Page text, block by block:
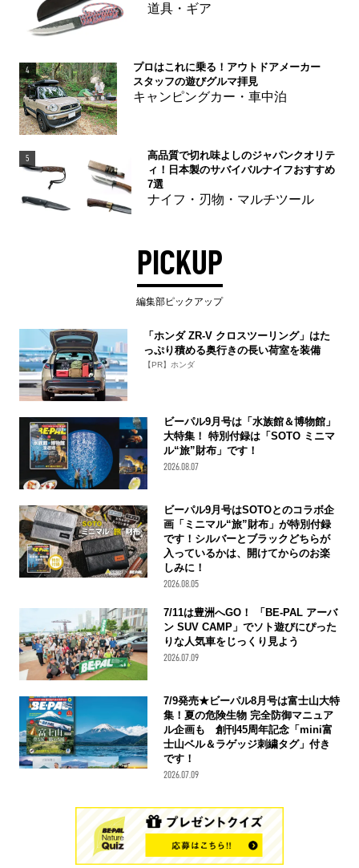
道具・ギア
4
プロはこれに乗る！アウトドアメーカー
スタッフの遊びグルマ拝見
キャンピングカー・車中泊
5
高品質で切れ味よしのジャパンクオリテ
ィ！日本製のサバイバルナイフおすすめ
7選
ナイフ・刃物・マルチツール
PICKUP
編集部ピックアップ
「ホンダ ZR-V クロスツーリング」はた
っぷり積める奥行きの長い荷室を装備
【PR】ホンダ
ビーパル9月号は「水族館＆博物館」
大特集！ 特別付録は「SOTO ミニマ
ル“旅”財布」です！
2026.08.07
ビーパル9月号はSOTOとのコラボ企
画「ミニマル“旅”財布」が特別付録
です！シルバーとブラックどちらが
入っているかは、開けてからのお楽
しみに！
2026.08.05
7/11は豊洲へGO！ 「BE-PAL アーバ
ン SUV CAMP」でソト遊びにぴった
りな人気車をじっくり見よう
2026.07.09
7/9発売★ビーパル8月号は富士山大特
集！夏の危険生物 完全防御マニュア
ル企画も 創刊45周年記念「mini富
士山ベル＆ラゲッジ刺繍タグ」付き
です！
2026.07.09